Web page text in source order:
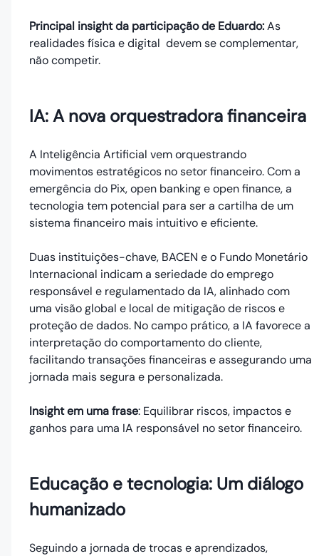
Principal insight da participação de Eduardo:As
realidades física e digital devem se complementar,
não competir.
IA: A nova orquestradora financeira
A Inteligência Artificial vem orquestrando
movimentos estratégicos no setor financeiro. Com a
emergência do Pix, open banking e open finance, a
tecnologia tem potencial para ser a cartilha de um
sistema financeiro mais intuitivo e eficiente.
Duas instituições-chave, BACEN e o Fundo Monetário
Internacional indicam a seriedade do emprego
responsável e regulamentado da IA, alinhado com
uma visão global e local de mitigação de riscos e
proteção de dados. No campo prático, a IA favorece a
interpretação do comportamento do cliente,
facilitando transações financeiras e assegurando uma
jornada mais segura e personalizada.
Insight em uma frase: Equilibrar riscos, impactos e
ganhos para uma IA responsável no setor financeiro.
Educação e tecnologia: Um diálogo
humanizado
Seguindo a jornada de trocas e aprendizados,